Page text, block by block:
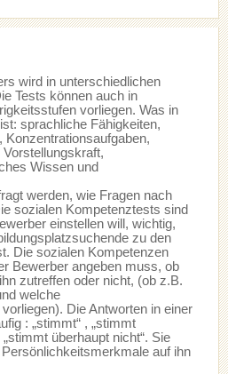
wird in unterschiedlichen
Tests können auch in
vorliegen. Was in
sprachliche Fähigkeiten,
Konzentrationsaufgaben,
Vorstellungskraft,
Wissen und
werden, wie Fragen nach
sozialen Kompetenztests sind
einstellen will, wichtig,
zu den
Die sozialen Kompetenzen
Bewerber angeben muss, ob
zutreffen oder nicht, (ob z.B.
welche
Die Antworten in einer
: „stimmt“ , „stimmt
überhaupt nicht“. Sie
auf ihn